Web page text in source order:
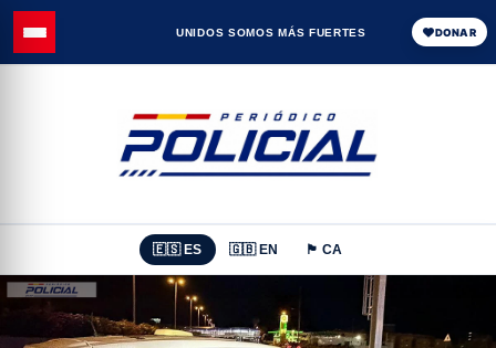
UNIDOS SOMOS MÁS FUERTES DONAR
🇪🇸 ES 🇬🇧 EN 🏴 CA